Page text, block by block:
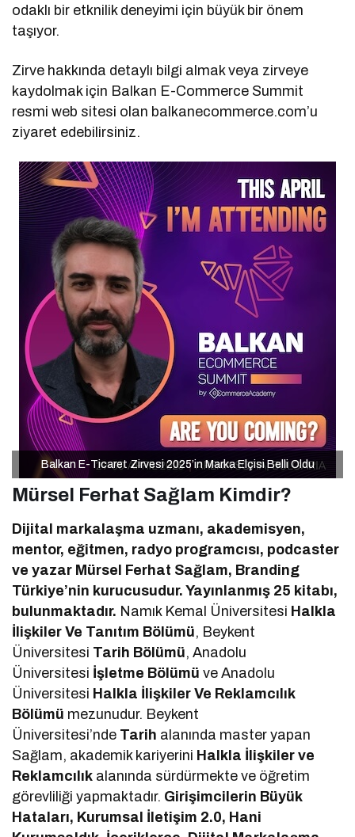
odaklı bir etknilik deneyimi için büyük bir önem
taşıyor.
Zirve hakkında detaylı bilgi almak veya zirveye
kaydolmak için Balkan E-Commerce Summit
resmi web sitesi olan balkanecommerce.com’u
ziyaret edebilirsiniz.
Balkan E-Ticaret Zirvesi 2025’in Marka Elçisi Belli Oldu
Balkan E-Ticaret Zirvesi 2025’in Marka Elçisi Belli Oldu
Mürsel Ferhat Sağlam Kimdir?
Dijital markalaşma uzmanı, akademisyen,
mentor, eğitmen, radyo programcısı, podcaster
ve yazar Mürsel Ferhat Sağlam, Branding
Türkiye’nin kurucusudur. Yayınlanmış 25 kitabı,
bulunmaktadır. Namık Kemal Üniversitesi Halkla
İlişkiler Ve Tanıtım Bölümü, Beykent
Üniversitesi Tarih Bölümü, Anadolu
Üniversitesi İşletme Bölümü ve Anadolu
Üniversitesi Halkla İlişkiler Ve Reklamcılık
Bölümü mezunudur. Beykent
Üniversitesi’nde Tarih alanında master yapan
Sağlam, akademik kariyerini Halkla İlişkiler ve
Reklamcılık alanında sürdürmekte ve öğretim
görevliliği yapmaktadır. Girişimcilerin Büyük
Hataları, Kurumsal İletişim 2.0, Hani